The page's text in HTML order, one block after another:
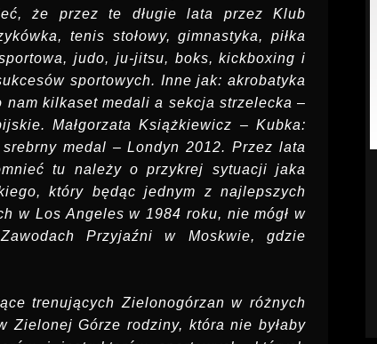
że przez te długie lata przez Klub
tenis stołowy, gimnastyka, piłka
judo, ju-jitsu, boks, kickboxing i
sportowych. Inne jak: akrobatyka
kilkaset medali a sekcja strzelecka –
Małgorzata Książkiewicz – Kubka:
medal – Londyn 2012. Przez lata
tu należy o przykrej sytuacji jaka
który będąc jednym z najlepszych
w Los Angeles w 1984 roku, nie mógł w
Przyjaźni w Moskwie, gdzie
trenujących Zielonogórzan w różnych
Zielonej Górze rodziny, która nie byłaby